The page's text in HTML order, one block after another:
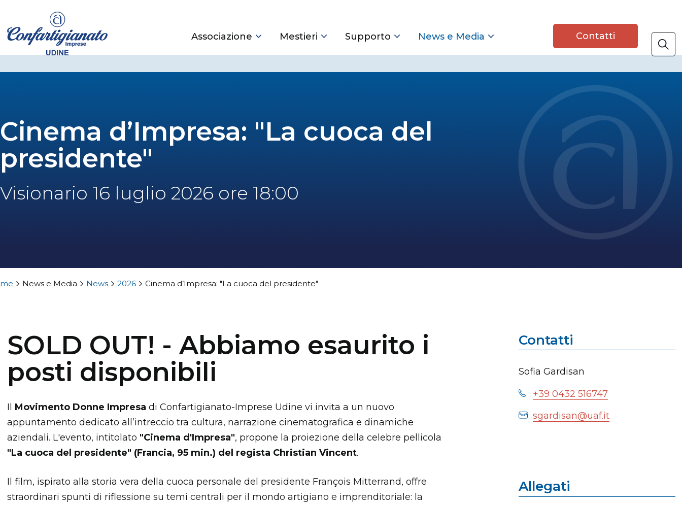
Associazione Mestieri Supporto News e Media Contatti
Cinema d’Impresa: "La cuoca del
presidente"
Visionario 16 luglio 2026 ore 18:00
News e Media News 2026 Cinema d’Impresa: "La cuoca del presidente"
SOLD OUT! - Abbiamo esaurito i
posti disponibili
Il Movimento Donne Impresa di Confartigianato-Imprese Udine vi invita a un nuovo
appuntamento dedicato all’intreccio tra cultura, narrazione cinematografica e dinamiche
aziendali. L'evento, intitolato "Cinema d'Impresa", propone la proiezione della celebre pellicola
"La cuoca del presidente" (Francia, 95 min.) del regista Christian Vincent.
Il film, ispirato alla storia vera della cuoca personale del presidente François Mitterrand, offre
straordinari spunti di riflessione su temi centrali per il mondo artigiano e imprenditoriale: la
Contatti
Sofia Gardisan
+39 0432 516747
sgardisan@uaf.it
Allegati